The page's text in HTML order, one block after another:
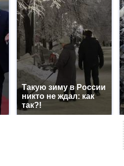
Такую зиму в России
никто не ждал: как
так?!